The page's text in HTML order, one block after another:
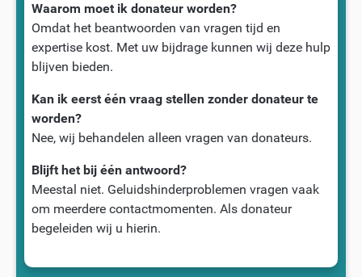
Waarom moet ik donateur worden?
Omdat het beantwoorden van vragen tijd en
expertise kost. Met uw bijdrage kunnen wij deze hulp
blijven bieden.
Kan ik eerst één vraag stellen zonder donateur te
worden?
Nee, wij behandelen alleen vragen van donateurs.
Blijft het bij één antwoord?
Meestal niet. Geluidshinderproblemen vragen vaak
om meerdere contactmomenten. Als donateur
begeleiden wij u hierin.